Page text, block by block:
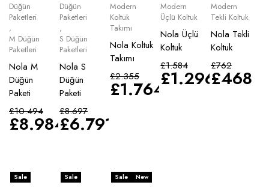
Düğün
Paketleri
,
M Düğün
Paketleri
Nola M
Düğün
Paketi
£10.494
£8.984
Düğün
Paketleri
,
S Düğün
Paketleri
Nola S
Düğün
Paketi
£8.697
£6.791
Modern
Koltuk
Takımı
Nola Koltuk
Takımı
£2.355
£1.764
Modern
Üçlü Koltuk
Nola Üçlü
Koltuk
£1.584
£1.296
Modern
Tekli Koltuk
Nola Tekli
Koltuk
£762
£468
Sale Sale Sale New